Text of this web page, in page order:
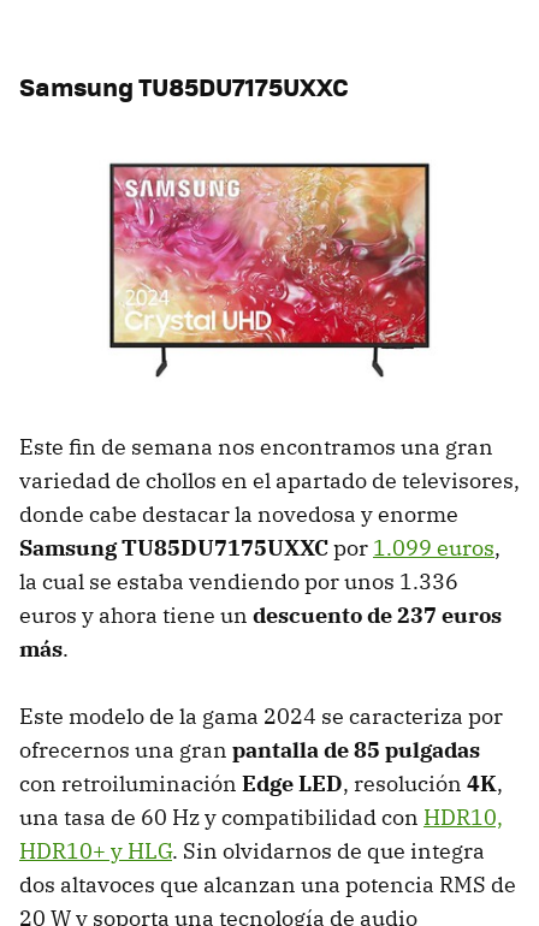
Samsung TU85DU7175UXXC
Este fin de semana nos encontramos una gran
variedad de chollos en el apartado de televisores,
donde cabe destacar la novedosa y enorme
Samsung TU85DU7175UXXCpor 1.099 euros,
la cual se estaba vendiendo por unos 1.336
euros y ahora tiene un descuento de 237 euros
más.
Este modelo de la gama 2024 se caracteriza por
ofrecernos una gran pantalla de 85 pulgadas
con retroiluminación Edge LED, resolución 4K,
una tasa de 60 Hz y compatibilidad con HDR10,
HDR10+ y HLG. Sin olvidarnos de que integra
dos altavoces que alcanzan una potencia RMS de
20 W y soporta una tecnología de audio